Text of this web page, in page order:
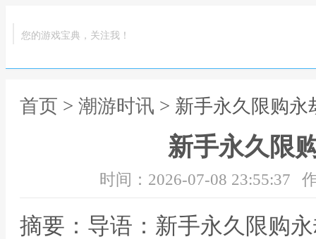
您的游戏宝典，关注我！
首页 > 潮游时讯 > 新手永久限购永
新手永久限
时间：2026-07-08 23:55:37
摘要：导语：新手永久限购